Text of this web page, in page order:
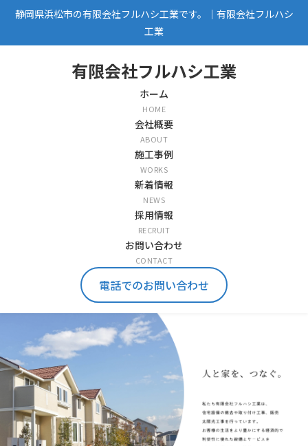
静岡県浜松市の有限会社フルハシ工業です。｜有限会社フルハシ
工業
有限会社フルハシ工業
ホーム
HOME
会社概要
ABOUT
施工事例
WORKS
新着情報
NEWS
採用情報
RECRUIT
お問い合わせ
CONTACT
電話でのお問い合わせ